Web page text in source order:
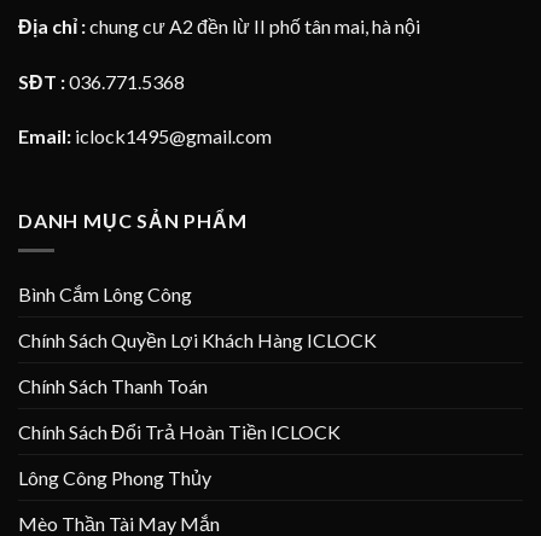
Địa chỉ :chung cư A2 đền lừ II phố tân mai, hà nội
SĐT :036.771.5368
Email: iclock1495@gmail.com
DANH MỤC SẢN PHẨM
Bình Cắm Lông Công
Chính Sách Quyền Lợi Khách Hàng ICLOCK
Chính Sách Thanh Toán
Chính Sách Đổi Trả Hoàn Tiền ICLOCK
Lông Công Phong Thủy
Mèo Thần Tài May Mắn